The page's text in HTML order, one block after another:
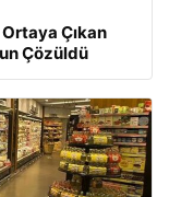
Çıkan
Çözüldü